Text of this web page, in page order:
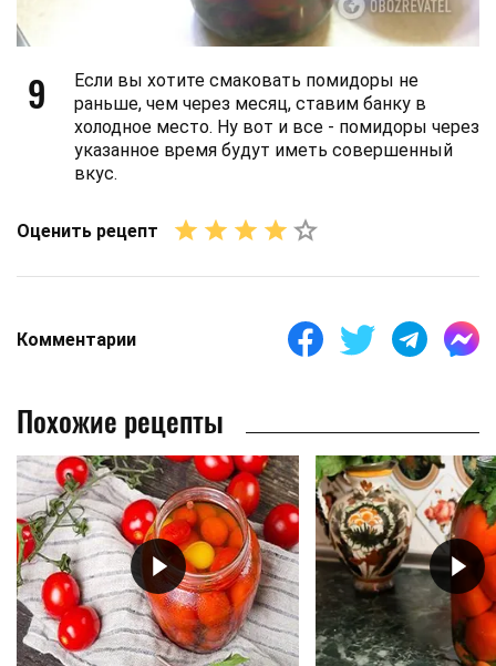
9
Если вы хотите смаковать помидоры не
раньше, чем через месяц, ставим банку в
холодное место. Ну вот и все - помидоры через
указанное время будут иметь совершенный
вкус.
Оценить рецепт
Комментарии
Похожие рецепты